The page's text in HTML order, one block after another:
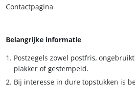
Contactpagina
Belangrijke informatie
Postzegels zowel postfris,
plakker of gestempeld.
Bij interesse in dure topstukken is